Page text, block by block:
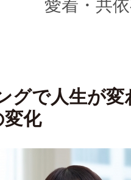
愛着・共
グで人生が変
化